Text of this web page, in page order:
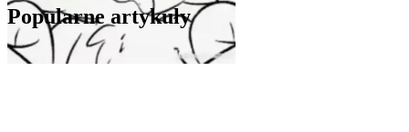
Popularne artykuły